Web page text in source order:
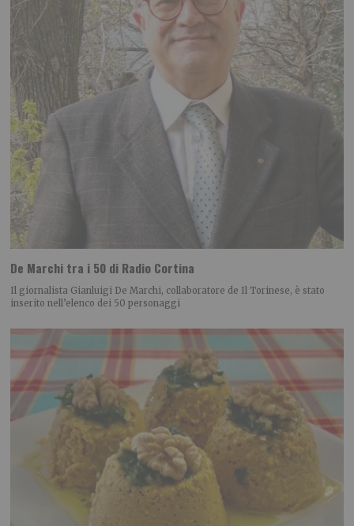
De Marchi tra i 50 di Radio Cortina
Il giornalista Gianluigi De Marchi, collaboratore de Il Torinese, è stato
inserito nell’elenco dei 50 personaggi